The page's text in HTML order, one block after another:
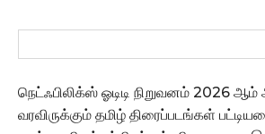
நெட்ஃபிலிக்ஸ் ஓடிடி நிறுவனம் 2026
வரவிருக்கும் தமிழ் திரைப்படங்கள்